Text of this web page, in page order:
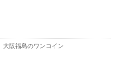
大阪福島のワンコイン